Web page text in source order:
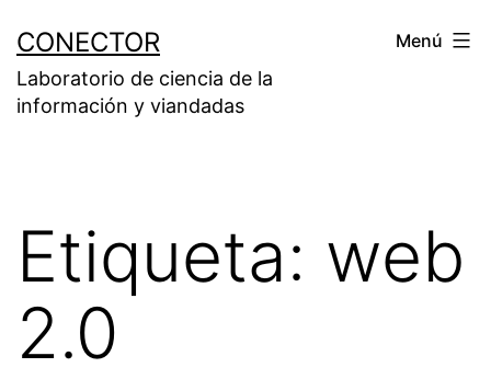
contenido
CONECTOR
Laboratorio de ciencia de la
información y viandadas
Menú
Etiqueta: web
2.0